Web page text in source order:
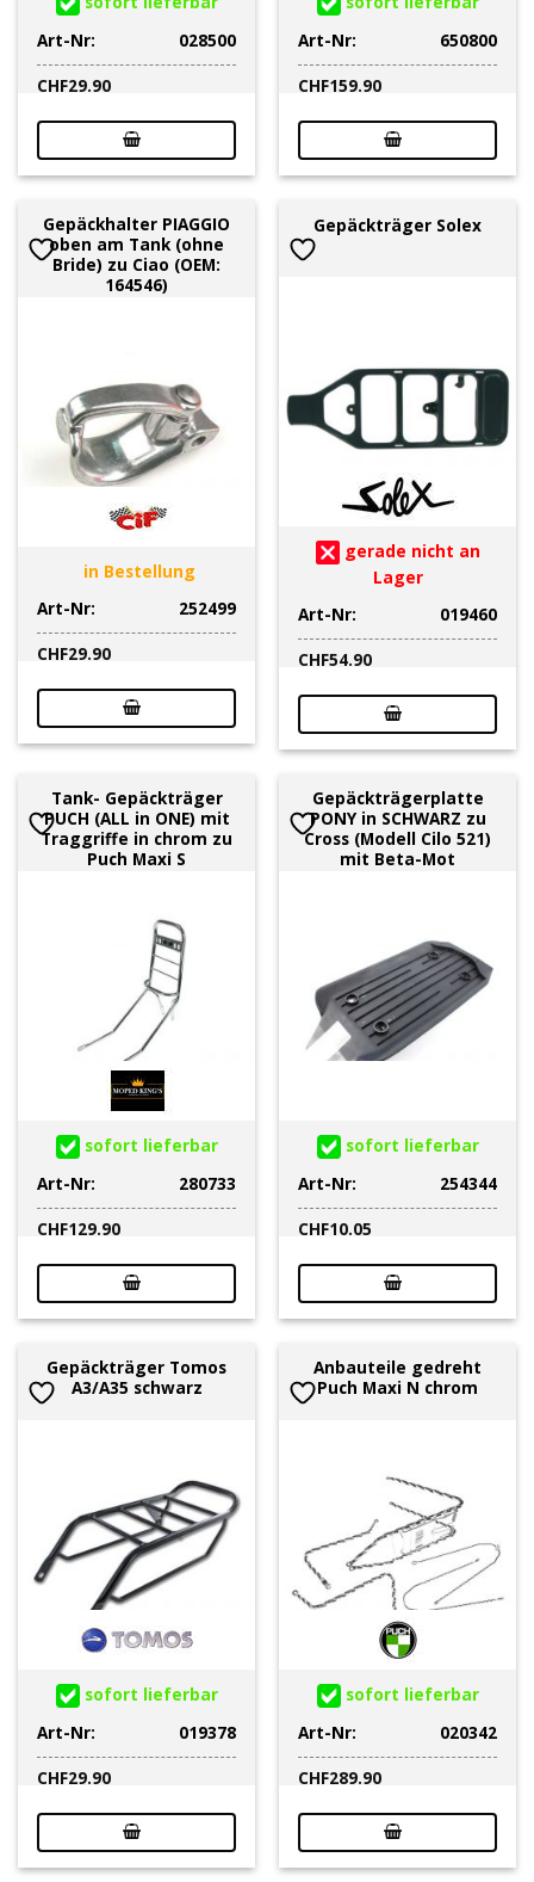
Art-Nr:
028500
CHF29.90
Art-Nr:
650800
CHF159.90
Gepäckhalter PIAGGIO
oben am Tank (ohne
Bride) zu Ciao (OEM:
164546)
in Bestellung
Art-Nr:
252499
CHF29.90
Gepäckträger Solex
gerade nicht an
Lager
Art-Nr:
019460
CHF54.90
Tank- Gepäckträger
PUCH (ALL in ONE) mit
Traggriffe in chrom zu
Puch Maxi S
sofort lieferbar
Art-Nr:
280733
CHF129.90
Gepäckträgerplatte
PONY in SCHWARZ zu
Cross (Modell Cilo 521)
mit Beta-Mot
sofort lieferbar
Art-Nr:
254344
CHF10.05
Gepäckträger Tomos
A3/A35 schwarz
sofort lieferbar
Art-Nr:
019378
CHF29.90
Anbauteile gedreht
Puch Maxi N chrom
sofort lieferbar
Art-Nr:
020342
CHF289.90